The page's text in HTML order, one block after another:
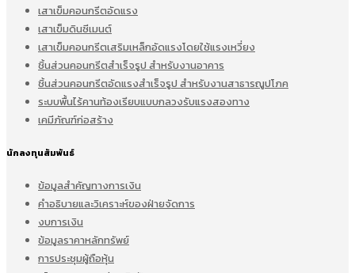
เสาเข็มคอนกรีตอัดแรง
เสาเข็มดินซีเมนต์
เสาเข็มคอนกรีตเสริมเหล็กอัดแรงโดยใช้แรงเหวี่ยง
ชิ้นส่วนคอนกรีตสำเร็จรูป สำหรับงานอาคาร
ชิ้นส่วนคอนกรีตอัดแรงสำเร็จรูป สำหรับงานสาธารณูปโภค
ระบบพื้นไร้คานท้องเรียบแบบกลวงรับแรงสองทาง
เคมีภัณฑ์ก่อสร้าง
นักลงทุนสัมพันธ์
ข้อมูลสำคัญทางการเงิน
คำอธิบายและวิเคราะห์ของฝ่ายจัดการ
งบการเงิน
ข้อมูลราคาหลักทรัพย์
การประชุมผู้ถือหุ้น